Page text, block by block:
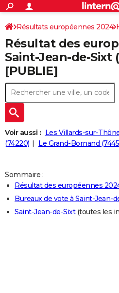
ACTUALITÉS
Politique
Société
Faits Divers
Education
Monde
Villes
+
SPORT
Coupe du monde 2026
Football
Tennis
Cyclisme
Rugby
Forum
CULTURE
Programme TV
TNT
Streaming
Cinéma
Sorties cinéma
Musique
+FINANCE
Retraite
Impôts
Epargne
Immobilier
Risques naturels par ville
Banque
Assurance
CréditAUTO
Essais
Réserver un essai
Citadines
Berlines
SUV
Forum auto
+HIGH-TECH
Mobiles
Meilleur smartphone
Internet
Ordinateurs
Jeux vidéo
Guide high-tech
+
BRICOLAGE
Forum
Aménagement intérieur
Extérieur
Cuisine
Salle de bains
Jardinage
Rangement
+
LIFESTYLE
Art de vivre
Bien-être
Loisirs
Mode
Modes de vie
SANTE
Alimentation
Guide de la santé
Maladies
Médicaments
Sommeil
VOYAGE
Résultats européennes 2024
Résultat des
Saint-Jean-de-Sixt
[PUBLIE]
Voir aussi : Les Villards-sur-
(74220)
Le Grand-Bornand
Sommaire :
Résultat des européennes
Bureaux de vote à Saint-Jean-
Saint-Jean-de-Sixt(toutes les